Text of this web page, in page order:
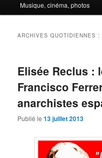
Musique, cinéma, photos
ARCHIVES QUOTIDIENNES :
Elisée Reclus :
Francisco
anarchistes
Publié le13 juillet 2013